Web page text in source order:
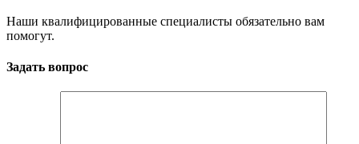
Наши квалифицированные специалисты обязательно вам
помогут.
Задать вопрос